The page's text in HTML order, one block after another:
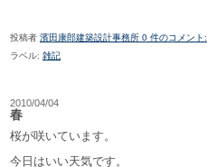
投稿者 濱田康郎建築設計事務所 0 件のコメント:
ラベル: 雑記
2010/04/04
春
桜が咲いています。
今日はいい天気です。